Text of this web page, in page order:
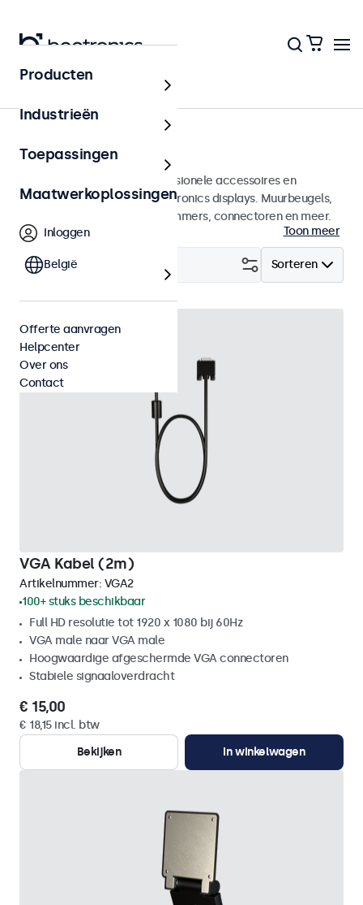
Home
Accessoires
Een groot assortiment professionele accessoires en
benodigdheden voor uw Beetronics displays. Muurbeugels,
voetsteunen, videokabels, dimmers, connectoren en meer.
Toon meer
Sorteren
Filter (28)
VGA Kabel (2m)
Artikelnummer: VGA2
100+ stuks beschikbaar
Full HD resolutie tot 1920 x 1080 bij 60Hz
VGA male naar VGA male
Hoogwaardige afgeschermde VGA connectoren
Stabiele signaaloverdracht
€ 15,00
€ 18,15 incl. btw
Bekijken
In winkelwagen
Producten
Industrieën
Toepassingen
Maatwerkoplossingen
Inloggen
België
Offerte aanvragen
Helpcenter
Over ons
Contact